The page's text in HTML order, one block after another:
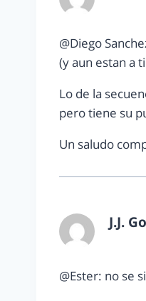
@Diego
(y aun estan a
Lo de la
pero tiene su
Un saludo
J.J.
@Ester: no se